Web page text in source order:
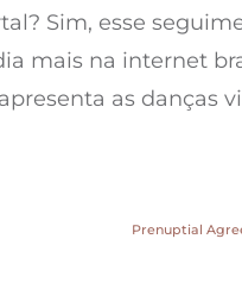
Sim, esse
mais na internet
as danças
Prenuptial